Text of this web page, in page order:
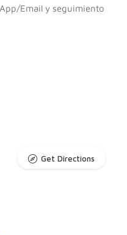
Email y seguimiento
Get Directions